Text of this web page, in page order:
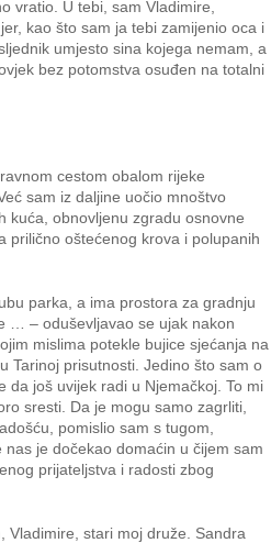
vratio. U tebi, sam Vladimire,
kao što sam ja tebi zamijenio oca i
umjesto sina kojega nemam, a
bez potomstva osuđen na totalni
cestom obalom rijeke
sam iz daljine uočio mnoštvo
kuća, obnovljenu zgradu osnovne
prilično oštećenog krova i polupanih
parka, a ima prostora za gradnju
… – oduševljavao se ujak nakon
mislima potekle bujice sjećanja na
Tarinoj prisutnosti. Jedino što sam o
da još uvijek radi u Njemačkoj. To mi
sresti. Da je mogu samo zagrliti,
pomislio sam s tugom,
je dočekao domaćin u čijem sam
prijateljstva i radosti zbog
Vladimire, stari moj druže. Sandra